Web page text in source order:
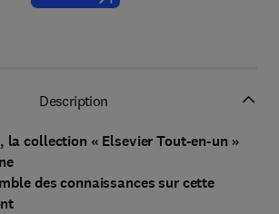
Description
la collection « Elsevier Tout-en-un »
des connaissances sur cette